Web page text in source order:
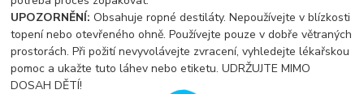
UPOZORNĚNÍ:Obsahuje ropné destiláty. Nepoužívejte v blízkosti
topení nebo otevřeného ohně. Používejte pouze v dobře větraných
prostorách. Při požití nevyvolávejte zvracení, vyhledejte lékařskou
pomoc a ukažte tuto láhev nebo etiketu. UDRŽUJTE MIMO
DOSAH DĚTÍ!